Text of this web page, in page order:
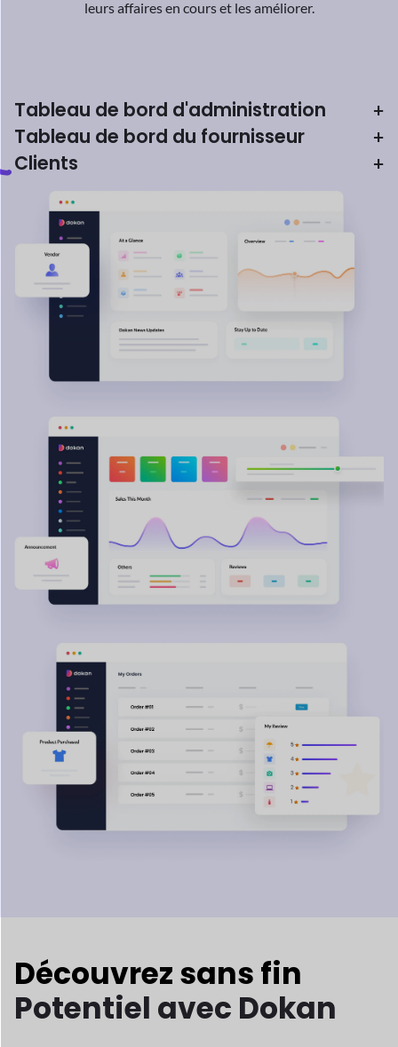
Découvrez sans fin
Potentiel avec Dokan
Explorez des possibilités infinies avec Dokan ! Que vous
vendiez des produits ou des réservations, Dokanvous
permet de créer n’importe quel marché que vous pouvez
imaginer, sans effort. C'est si simple!
Vêtements prêt-à-porter